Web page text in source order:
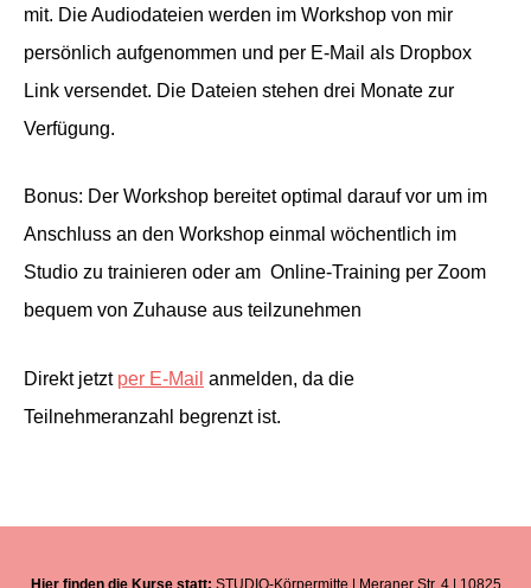
mit. Die Audiodateien werden im Workshop von mir
persönlich aufgenommen und per E-Mail als Dropbox
Link versendet. Die Dateien stehen drei Monate zur
Verfügung.
Bonus: Der Workshop bereitet optimal darauf vor um im
Anschluss an den Workshop einmal wöchentlich im
Studio zu trainieren oder am Online-Training per Zoom
bequem von Zuhause aus teilzunehmen
Direkt jetzt per E-Mail anmelden, da die
Teilnehmeranzahl begrenzt ist.
Hier finden die Kurse statt: STUDIO-Körpermitte | Meraner Str. 4 | 10825